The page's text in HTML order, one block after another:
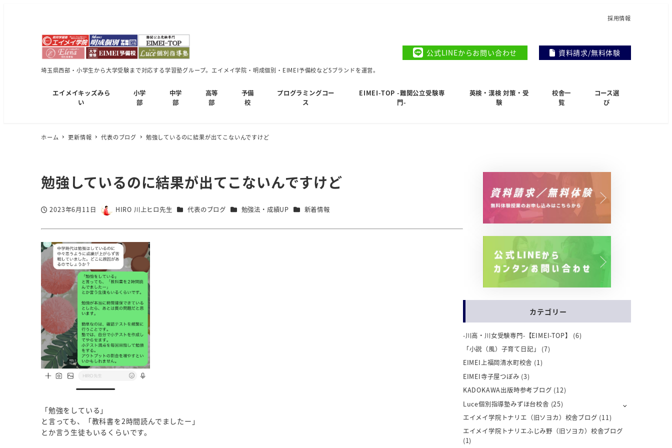
採用情報
埼玉県西部・小学生から大学受験まで対応する学習塾グループ。エイメイ学院・明成個別・EIMEI予備校など5ブランドを運営。
公式LINEからお問い合わせ 資料請求/無料体験
エイメイキッズみら
い
小学
部
中学
部
高等
部
予備
校
プログラミングコー
ス
EIMEI-TOP -難関公立受験専
門-
英検・漢検 対策・受
験
校舎一
覧
コース選
び
ホーム 更新情報 代表のブログ 勉強しているのに結果が出てこないんですけど
勉強しているのに結果が出てこないんですけど
投稿日2023年6月11日
著
HIRO 川上ヒロ先生 カテゴリー
代表のブログ カテゴリー
勉強法・成績UP カテゴリー
新着情報
「勉強をしている」
と言っても、「教科書を2時間読んでましたー」
とか言う生徒もいるくらいです。
カテゴリー
-川高・川女受験専門-【EIMEI-TOP】
(6)
「小説（風）子育て日記」
(7)
EIMEI上福岡清水町校舎 (1)
EIMEI寺子屋つぼみ (3)
KADOKAWA出版時参考ブログ (12)
Luce個別指導塾みずほ台校舎 (25)
エイメイ学院トナリエ（旧ソヨカ）校舎ブログ (11)
エイメイ学院トナリエふじみ野（旧ソヨカ）校舎ブログ
(1)